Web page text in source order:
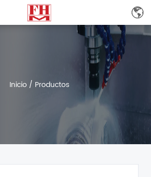
Inicio / Productos